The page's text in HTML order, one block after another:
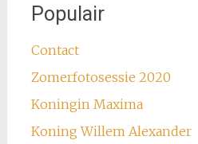
Populair
Contact
Zomerfotosessie 2020
Koningin Maxima
Koning Willem Alexander